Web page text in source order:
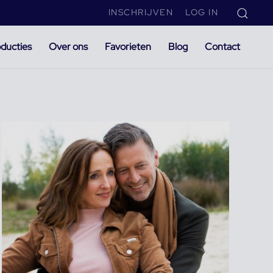
INSCHRIJVEN LOG IN
Over ons Favorieten Blog Contact